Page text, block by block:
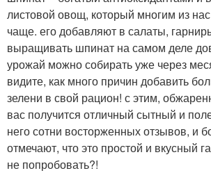
листовой овощ, который многим из нас
чаще. его добавляют в салаты,
выращивать шпинат на самом деле
урожай можно собирать уже через
видите, как много причин добавить
зелени в свой рацион! с этим,
вас получится отличный сытный и
него сотни восторженных отзывов, и
отмечают, что это простой и вкусный
не попробовать?!